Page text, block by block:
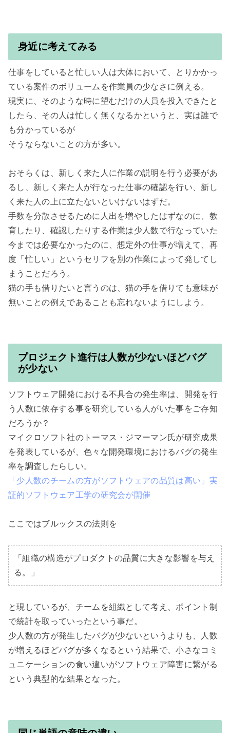
身近に考えてみる
仕事をしていると忙しい人は大体において、とりかかっ
ている案件のボリュームを作業員の少なさに例える。
現実に、そのような時に望むだけの人員を投入できたと
したら、その人は忙しく無くなるかというと、実は誰で
も分かっているが
そうならないことの方が多い。
おそらくは、新しく来た人に作業の説明を行う必要があ
るし、新しく来た人が行なった仕事の確認を行い、新し
く来た人の上に立たないといけないはずだ。
手数を分散させるために人出を増やしたはずなのに、教
育したり、確認したりする作業は少人数で行なっていた
今までは必要なかったのに、想定外の仕事が増えて、再
度「忙しい」というセリフを別の作業によって発してし
まうことだろう。
猫の手も借りたいと言うのは、猫の手を借りても意味が
無いことの例えであることも忘れないようにしよう。
プロジェクト進行は人数が少ないほどバグ
が少ない
ソフトウェア開発における不具合の発生率は、開発を行
う人数に依存する事を研究している人がいた事をご存知
だろうか？
マイクロソフト社のトーマス・ジマーマン氏が研究成果
を発表しているが、色々な開発環境におけるバグの発生
「少人数のチームの方がソフトウェアの品質は高い」実
証的ソフトウェア工学の研究会が開催
ここではブルックスの法則を
「組織の構造がプロダクトの品質に大きな影響を与え
る。」
と現しているが、チームを組織として考え、ポイント制
で統計を取っていったという事だ。
少人数の方が発生したバグが少ないというよりも、人数
が増えるほどバグが多くなるという結果で、小さなコミ
ュニケーションの食い違いがソフトウェア障害に繋がる
という典型的な結果となった。